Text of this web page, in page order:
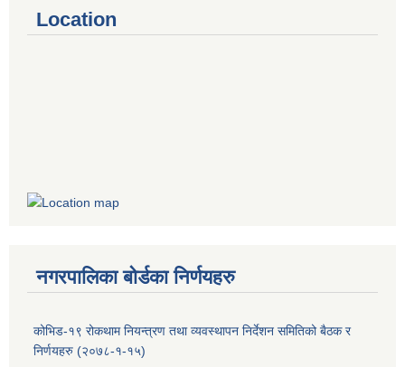
Location
नगरपालिका बोर्डका निर्णयहरु
कोभिड-१९ रोकथाम नियन्त्रण तथा व्यवस्थापन निर्देशन समितिको बैठक र
निर्णयहरु (२०७८-१-१५)